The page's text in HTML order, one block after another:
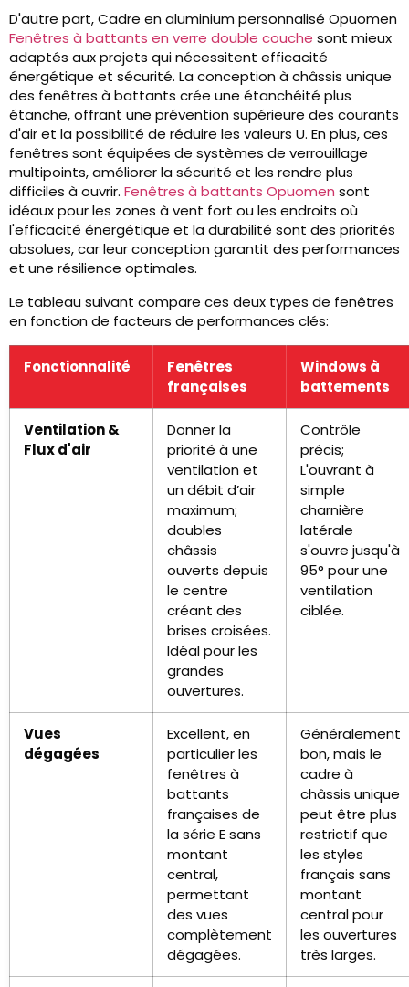
D'autre part, Cadre en aluminium personnalisé Opuomen
Fenêtres à battants en verre double couche sont mieux
adaptés aux projets qui nécessitent efficacité
énergétique et sécurité. La conception à châssis unique
des fenêtres à battants crée une étanchéité plus
étanche, offrant une prévention supérieure des courants
d'air et la possibilité de réduire les valeurs U. En plus, ces
fenêtres sont équipées de systèmes de verrouillage
multipoints, améliorer la sécurité et les rendre plus
difficiles à ouvrir. Fenêtres à battants Opuomen sont
idéaux pour les zones à vent fort ou les endroits où
l'efficacité énergétique et la durabilité sont des priorités
absolues, car leur conception garantit des performances
et une résilience optimales.
Le tableau suivant compare ces deux types de fenêtres
en fonction de facteurs de performances clés:
Fonctionnalité
Fenêtres
françaises
Windows à
battements
Ventilation &
Flux d'air
Donner la
priorité à une
ventilation et
un débit d’air
maximum;
doubles
châssis
ouverts depuis
le centre
créant des
brises croisées.
Idéal pour les
grandes
ouvertures.
Contrôle
précis;
L'ouvrant à
simple
charnière
latérale
s'ouvre jusqu'à
95° pour une
ventilation
ciblée.
Vues
dégagées
Excellent, en
particulier les
fenêtres à
battants
françaises de
la série E sans
montant
central,
permettant
des vues
complètement
dégagées.
Généralement
bon, mais le
cadre à
châssis unique
peut être plus
restrictif que
les styles
français sans
montant
central pour
les ouvertures
très larges.